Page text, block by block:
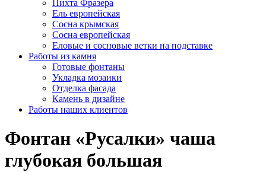
Пихта Фразера
Ель европейская
Сосна крымская
Сосна европейская
Еловые и сосновые ветки на подставке
Работы из камня
Готовые фонтаны
Укладка мозаики
Отделка фасада
Камень в дизайне
Работы наших клиентов
Фонтан «Русалки» чаша
глубокая большая